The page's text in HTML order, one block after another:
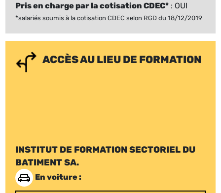
Pris en charge par la cotisation CDEC* : OUI
*salariés soumis à la cotisation CDEC selon RGD du 18/12/2019
ACCÈS AU LIEU DE FORMATION
INSTITUT DE FORMATION SECTORIEL DU
BATIMENT SA.
En voiture :